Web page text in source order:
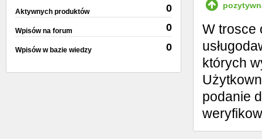
Aktywnych produktów 0
Wpisów na forum 0
Wpisów w bazie wiedzy 0
W trosce
których
podanie